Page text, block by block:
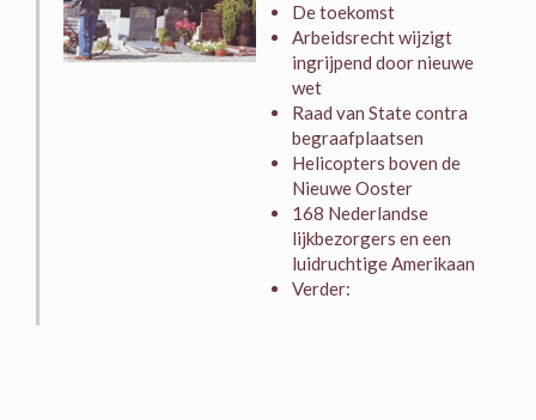
De toekomst
Arbeidsrecht wijzigt
ingrijpend door nieuwe
wet
Raad van State contra
begraafplaatsen
Helicopters boven de
Nieuwe Ooster
168 Nederlandse
lijkbezorgers en een
luidruchtige Amerikaan
Verder: